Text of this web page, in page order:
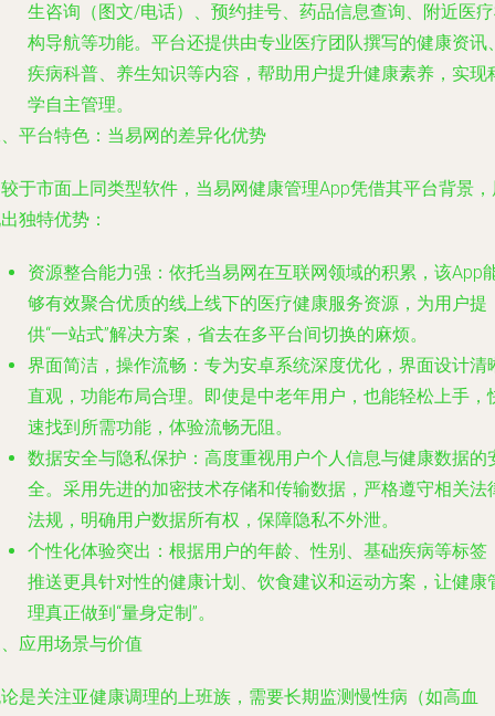
生咨询（图文/电话）、预约挂号、药品信息查询、附近医
构导航等功能。平台还提供由专业医疗团队撰写的健康资讯
疾病科普、养生知识等内容，帮助用户提升健康素养，实现
学自主管理。
平台特色：当易网的差异化优势
于市面上同类型软件，当易网健康管理App凭借其平台背景
独特优势：
资源整合能力强 ：依托当易网在互联网领域的积累，该App
够有效聚合优质的线上线下的医疗健康服务资源，为用户提
供“一站式”解决方案，省去在多平台间切换的麻烦。
界面简洁，操作流畅 ：专为安卓系统深度优化，界面设计清
直观，功能布局合理。即使是中老年用户，也能轻松上手，
速找到所需功能，体验流畅无阻。
数据安全与隐私保护 ：高度重视用户个人信息与健康数据的
全。采用先进的加密技术存储和传输数据，严格遵守相关法
法规，明确用户数据所有权，保障隐私不外泄。
个性化体验突出 ：根据用户的年龄、性别、基础疾病等标签
推送更具针对性的健康计划、饮食建议和运动方案，让健康
理真正做到“量身定制”。
应用场景与价值
是关注亚健康调理的上班族，需要长期监测慢性病（如高血